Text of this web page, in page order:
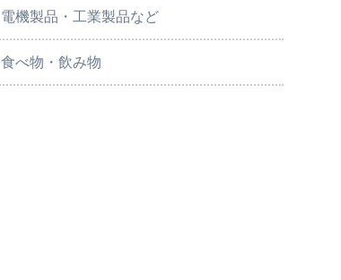
電機製品・工業製品など
食べ物・飲み物